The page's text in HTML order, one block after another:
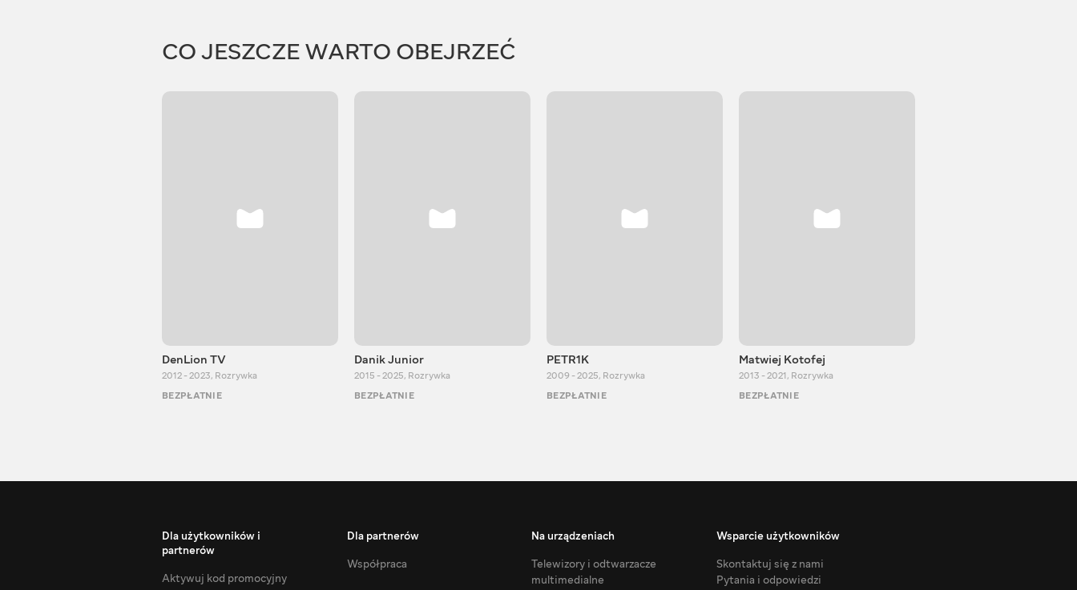
CO JESZCZE WARTO OBEJRZEĆ
DenLion TV
2012 - 2023, Rozrywka
BEZPŁATNIE
Danik Junior
2015 - 2025, Rozrywka
BEZPŁATNIE
PETR1K
2009 - 2025, Rozrywka
BEZPŁATNIE
Matwiej Kotofej
2013 - 2021, Rozrywka
BEZPŁATNIE
Dla użytkowników i
partnerów
Aktywuj kod promocyjny
Dla partnerów
Współpraca
Na urządzeniach
Telewizory i odtwarzacze
multimedialne
Wsparcie użytkowników
Skontaktuj się z nami
Pytania i odpowiedzi